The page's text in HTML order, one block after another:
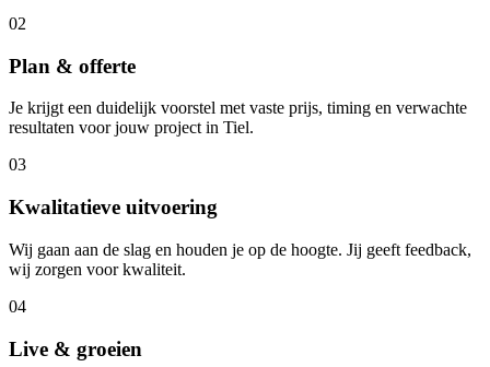
02
Plan & offerte
Je krijgt een duidelijk voorstel met vaste prijs, timing en verwachte
resultaten voor jouw project in Tiel.
03
Kwalitatieve uitvoering
Wij gaan aan de slag en houden je op de hoogte. Jij geeft feedback,
wij zorgen voor kwaliteit.
04
Live & groeien